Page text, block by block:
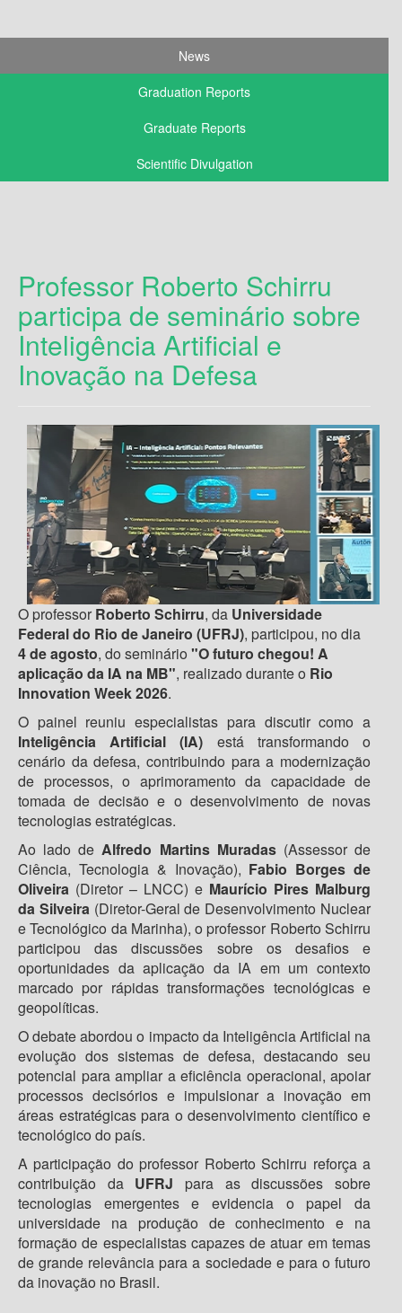
News
Graduation Reports
Graduate Reports
Scientific Divulgation
Professor Roberto Schirru
participa de seminário sobre
Inteligência Artificial e
Inovação na Defesa
O professor Roberto Schirru, da Universidade
Federal do Rio de Janeiro (UFRJ), participou, no dia
4 de agosto, do seminário "O futuro chegou! A
aplicação da IA na MB", realizado durante o Rio
Innovation Week 2026.
O painel reuniu especialistas para discutir como a
Inteligência Artificial (IA) está transformando o
cenário da defesa, contribuindo para a modernização
de processos, o aprimoramento da capacidade de
tomada de decisão e o desenvolvimento de novas
tecnologias estratégicas.
Ao lado deAlfredo Martins Muradas(Assessor de
Ciência, Tecnologia & Inovação), Fabio Borges de
Oliveira (Diretor – LNCC) e Maurício Pires Malburg
da Silveira(Diretor-Geral de Desenvolvimento Nuclear
e Tecnológico da Marinha), o professor Roberto Schirru
participou das discussões sobre os desafios e
oportunidades da aplicação da IA em um contexto
marcado por rápidas transformações tecnológicas e
geopolíticas.
O debate abordou o impacto da Inteligência Artificial na
evolução dos sistemas de defesa, destacando seu
potencial para ampliar a eficiência operacional, apoiar
processos decisórios e impulsionar a inovação em
áreas estratégicas para o desenvolvimento científico e
tecnológico do país.
A participação do professor Roberto Schirru reforça a
contribuição da UFRJ para as discussões sobre
tecnologias emergentes e evidencia o papel da
universidade na produção de conhecimento e na
formação de especialistas capazes de atuar em temas
de grande relevância para a sociedade e para o futuro
da inovação no Brasil.